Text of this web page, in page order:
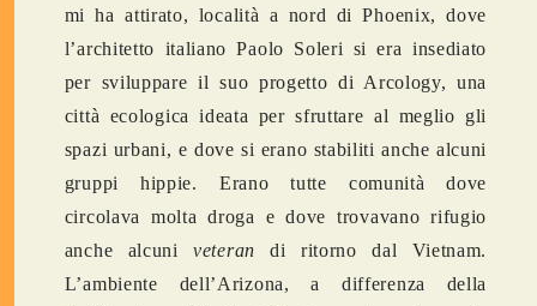
mi ha attirato, località a nord di Phoenix, dove
l’architetto italiano Paolo Soleri si era insediato
per sviluppare il suo progetto di Arcology, una
città ecologica ideata per sfruttare al meglio gli
spazi urbani, e dove si erano stabiliti anche alcuni
gruppi hippie. Erano tutte comunità dove
circolava molta droga e dove trovavano rifugio
anche alcuniveterandi ritorno dal Vietnam.
L’ambiente dell’Arizona, a differenza della